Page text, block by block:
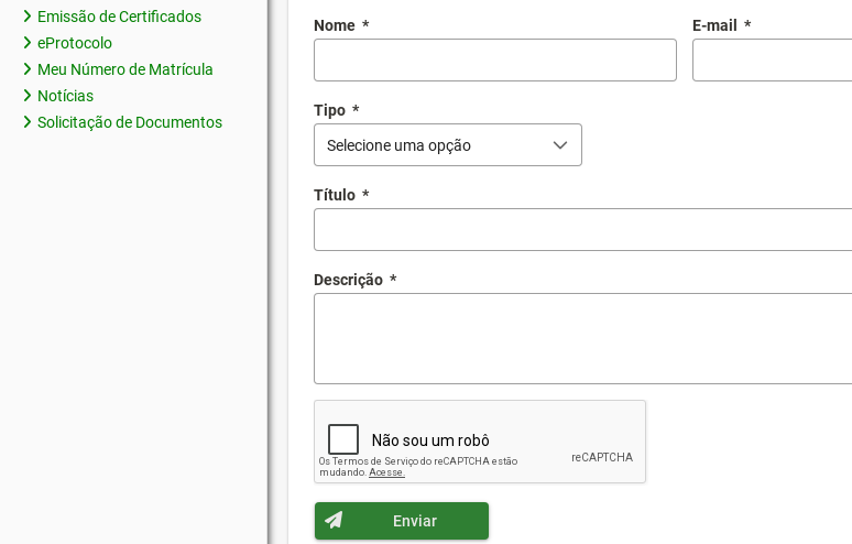
Emissão de Certificados
eProtocolo
Meu Número de Matrícula
Notícias
Solicitação de Documentos
Nome * E-mail *
Tipo *
Selecione uma opção
Título *
Descrição *
Enviar